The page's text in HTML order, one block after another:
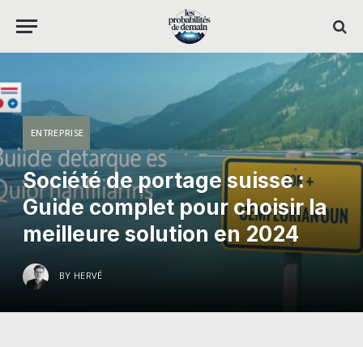
ENTREPRISE
Société de portage suisse :
Guide complet pour choisir la
meilleure solution en 2024
BY HERVÉ